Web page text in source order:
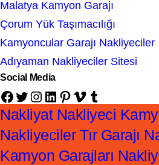
Malatya Kamyon Garajı
Çorum Yük Taşımacılığı
Kamyoncular Garajı Nakliyeciler
Adıyaman Nakliyeciler Sitesi
Social Media
Facebook Twitter Instagram LinkedIn Pinterest Vimeo Tumblr
Nakliyat Nakliyeci
Nakliyeciler Tır Garajı
Kamyon Garajları